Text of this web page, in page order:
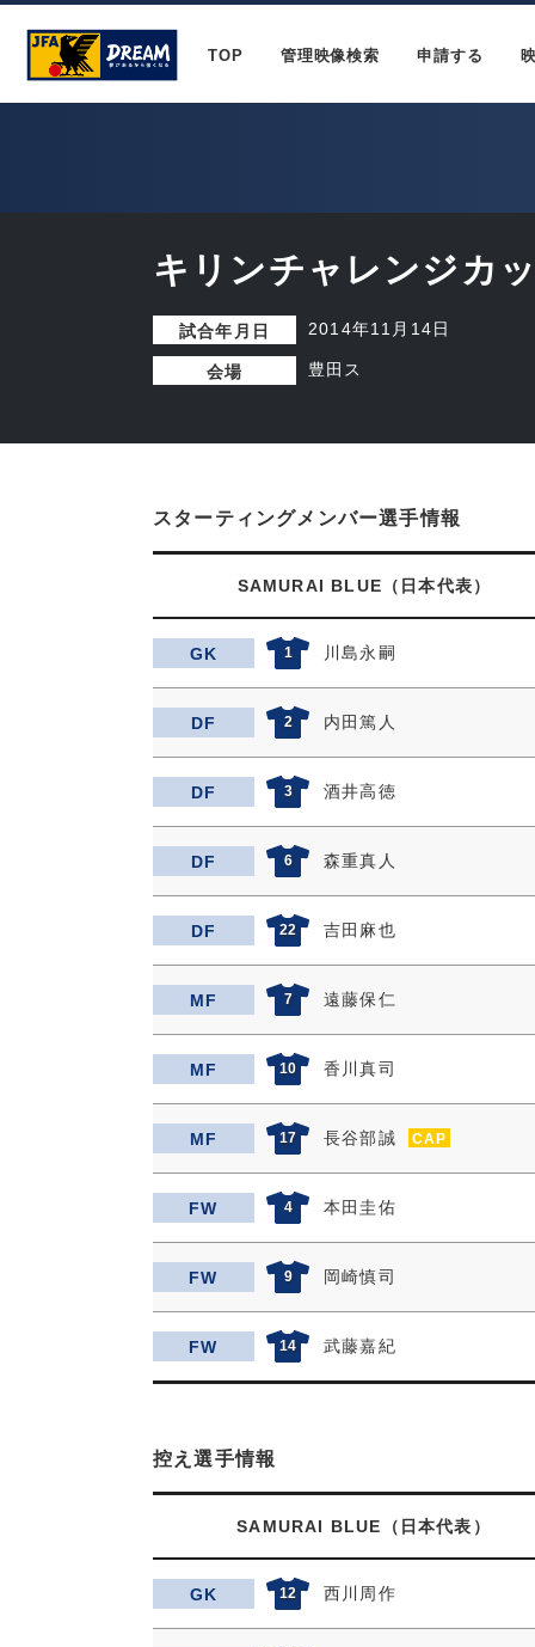
TOP 管理映像検索 申請する
キリンチャレンジカ
試合年月日 2014年11月14日
会場 豊田ス
スターティングメンバー選手情報
SAMURAI BLUE（日本代表）
GK 1 川島永嗣
DF 2 内田篤人
DF 3 酒井高徳
DF 6 森重真人
DF 22 吉田麻也
MF 7 遠藤保仁
MF 10 香川真司
MF 17 長谷部誠 CAP
FW 4 本田圭佑
FW 9 岡崎慎司
FW 14 武藤嘉紀
控え選手情報
SAMURAI BLUE（日本代表）
GK 12 西川周作